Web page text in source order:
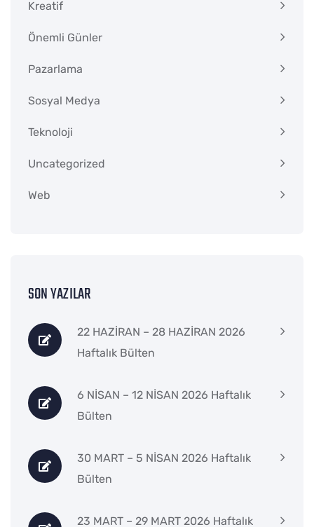
Kreatif
Önemli Günler
Pazarlama
Sosyal Medya
Teknoloji
Uncategorized
Web
SON YAZILAR
22 HAZİRAN – 28 HAZİRAN 2026
Haftalık Bülten
6 NİSAN – 12 NİSAN 2026 Haftalık
Bülten
30 MART – 5 NİSAN 2026 Haftalık
Bülten
23 MART – 29 MART 2026 Haftalık